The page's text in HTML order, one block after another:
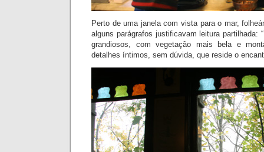
Perto de uma janela com vista para o mar,
alguns parágrafos justificavam leitura partilhada:
grandiosos, com vegetação mais bela e
detalhes íntimos, sem dúvida, que reside o